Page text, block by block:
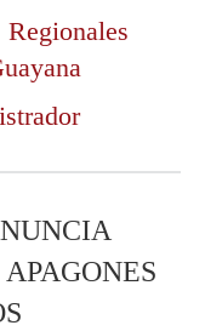
Regionales